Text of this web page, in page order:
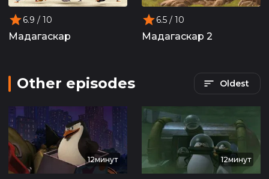
6.9 / 10
Мадагаскар
6.5 / 10
Мадагаскар 2
Other episodes Oldest
12минут 12минут